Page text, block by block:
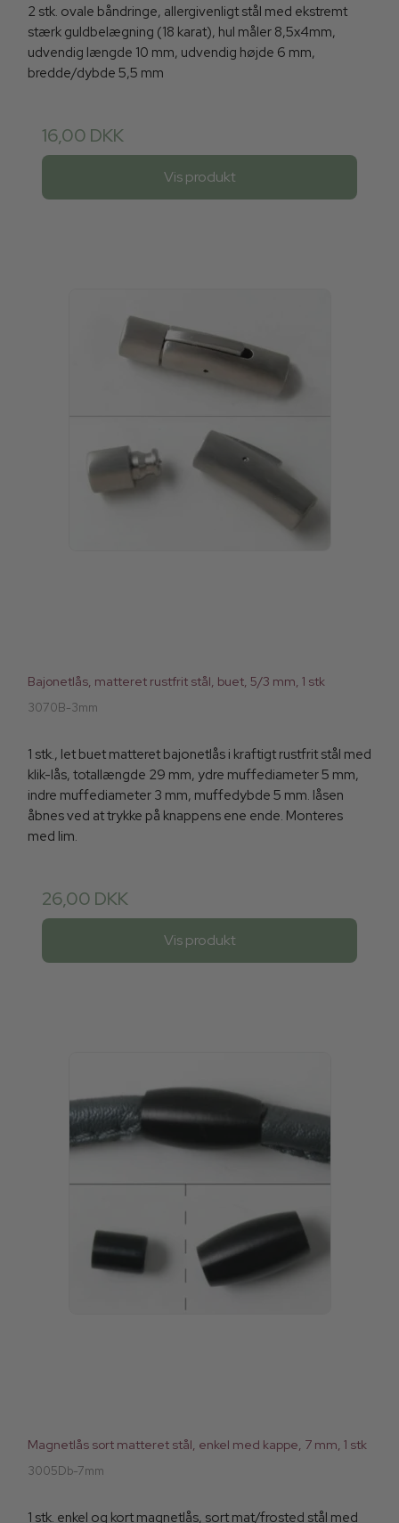
2 stk. ovale båndringe, allergivenligt stål med ekstremt
stærk guldbelægning (18 karat), hul måler 8,5x4mm,
udvendig længde 10 mm, udvendig højde 6 mm,
bredde/dybde 5,5 mm
16,00 DKK
Vis produkt
Bajonetlås, matteret rustfrit stål, buet, 5/3 mm, 1 stk
3070B-3mm
1 stk., let buet matteret bajonetlås i kraftigt rustfrit stål med
klik-lås, totallængde 29 mm, ydre muffediameter 5 mm,
indre muffediameter 3 mm, muffedybde 5 mm. låsen
åbnes ved at trykke på knappens ene ende. Monteres
med lim.
26,00 DKK
Vis produkt
Magnetlås sort matteret stål, enkel med kappe, 7 mm, 1 stk
3005Db-7mm
1 stk. enkel og kort magnetlås, sort mat/frosted stål med